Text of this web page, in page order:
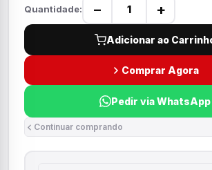
Quantidade: − +
Adicionar ao
Comprar Agora
Pedir via WhatsApp
Continuar comprando